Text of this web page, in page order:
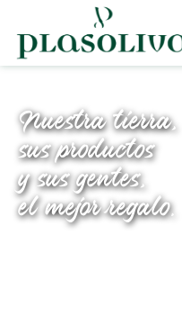
Nuestra tierra,
sus productos
y sus gentes,
el mejor regalo.